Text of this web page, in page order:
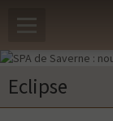
Eclipse